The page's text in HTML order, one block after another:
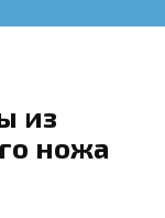
из
ножа